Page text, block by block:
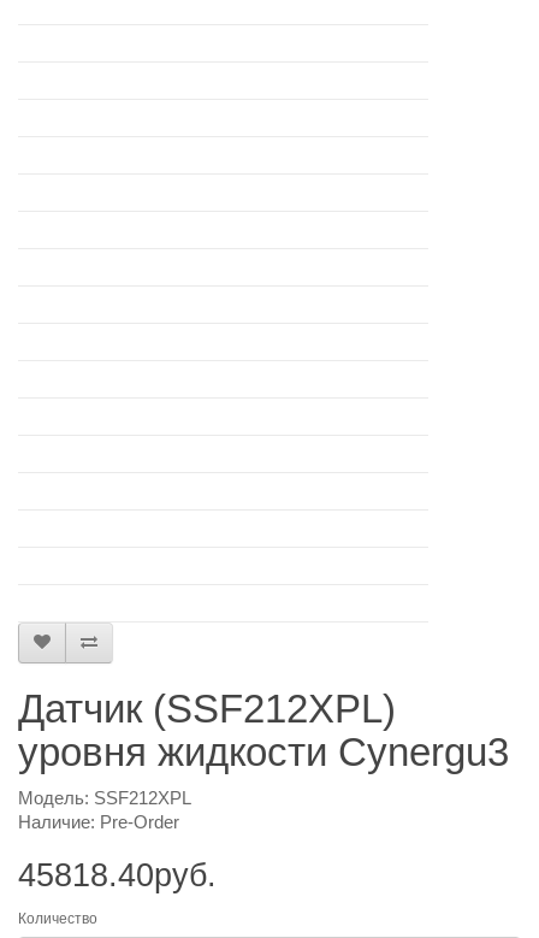
Датчик (SSF212XPL)
уровня жидкости Cynergu3
Модель: SSF212XPL
Наличие: Pre-Order
45818.40руб.
Количество